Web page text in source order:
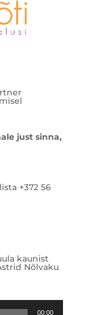
just sinna,
+372 56
kaunist
Nõlvaku
00:00